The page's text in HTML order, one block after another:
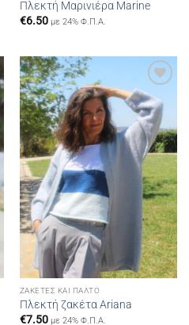
Πλεκτή Μαρινιέρα Marine
€6.50 με 24% Φ.Π.Α.
Add to
wishlist
ΖΑΚΈΤΕΣ ΚΑΙ ΠΑΛΤΌ
Πλεκτή ζακέτα Ariana
€7.50 με 24% Φ.Π.Α.